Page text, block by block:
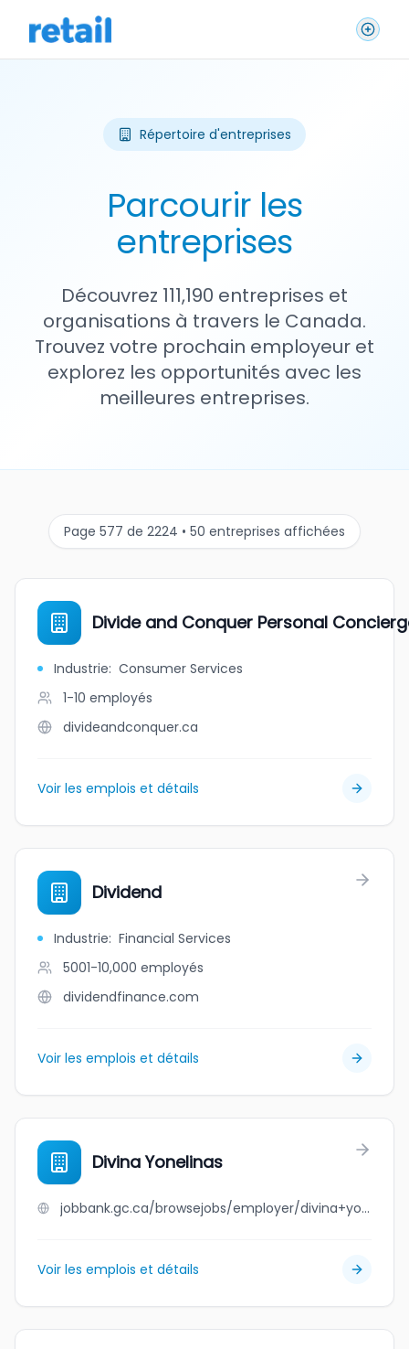
Répertoire d'entreprises
Parcourir les
entreprises
Découvrez 111,190 entreprises et
organisations à travers le Canada.
Trouvez votre prochain employeur et
explorez les opportunités avec les
meilleures entreprises.
Page 577 de 2224 • 50 entreprises affichées
Divide and Conquer Personal
Industrie: Consumer Services
1-10 employés
divideandconquer.ca
Voir les emplois et détails
Dividend
Industrie: Financial Services
5001-10,000 employés
dividendfinance.com
Voir les emplois et détails
Divina Yonelinas
jobbank.gc.ca/browsejobs/employer/divina+yonelinas/ca
Voir les emplois et détails